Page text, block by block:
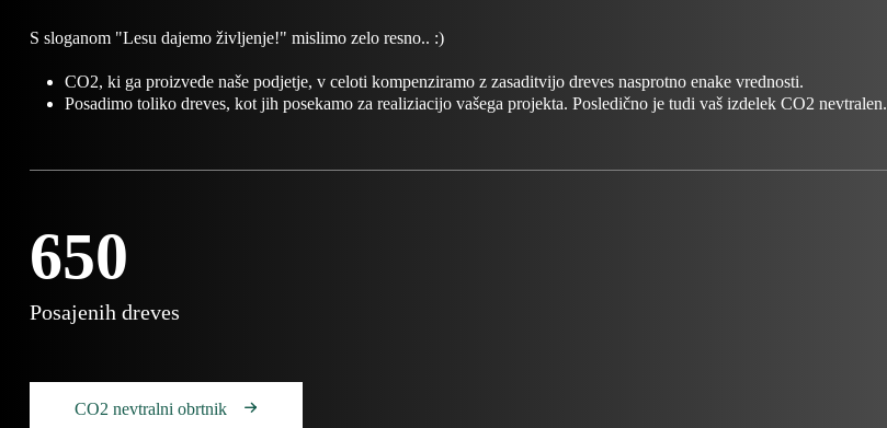
S sloganom "Lesu dajemo življenje!" mislimo zelo resno.. :)
CO2, ki ga proizvede naše podjetje, v celoti kompenziramo z zasaditvijo dreves nasprotno enake vrednosti.
Posadimo toliko dreves, kot jih posekamo za realiziacijo vašega projekta. Posledično je tudi vaš izdelek CO2 nevtralen.
650
Posajenih dreves
CO2 nevtralni obrtnik